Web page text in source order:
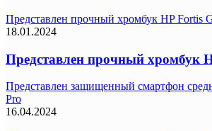
Представлен прочный хромбук HP Fortis
18.01.2024
Представлен прочный хромбук
Представлен защищенный смартфон
Pro
16.04.2024